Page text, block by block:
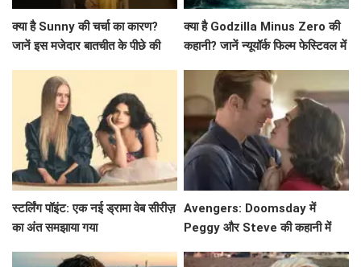
क्या है Sunny की चर्चा का कारण?
जानें इस मजेदार बातचीत के पीछे की
क्या है Godzilla Minus Zero की
कहानी? जानें न्यूयॉर्क फिल्म फेस्टिवल में
स्टर्लिंग पॉइंट: एक नई ड्रामा वेब सीरीज़
का अंत समझाया गया
Avengers: Doomsday में
Peggy और Steve की कहानी में